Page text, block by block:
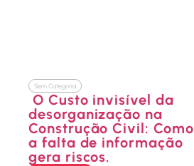
Sem Categoria
O Custo invisível da
desorganização na
Construção Civil: Como
a falta de informação
gera riscos.